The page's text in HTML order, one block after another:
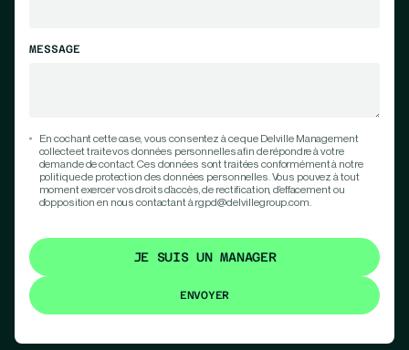
MESSAGE
En cochant cette case, vous consentez à ce que Delville Management
collecte et traite vos données personnelles afin de répondre à votre
demande de contact. Ces données sont traitées conformément à notre
politique de protection des données personnelles. Vous pouvez à tout
moment exercer vos droits d’accès, de rectification, d’effacement ou
d’opposition en nous contactant à rgpd@delvillegroup.com.
JE SUIS UN MANAGER